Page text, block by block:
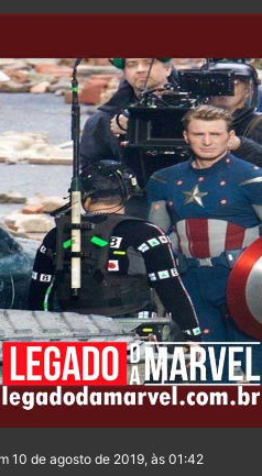
10 de agosto de 2019, às 01:42